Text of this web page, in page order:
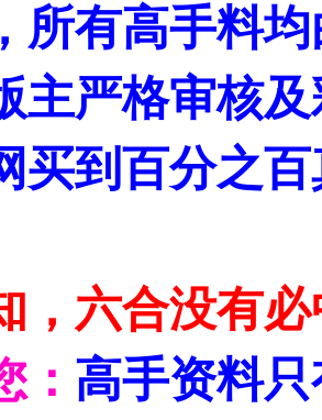
所有高手料
主严格审核
买到百分之
，六合没有
： 高手资料